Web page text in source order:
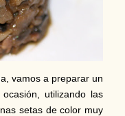
vamos a preparar un
utilizando las
setas de color muy